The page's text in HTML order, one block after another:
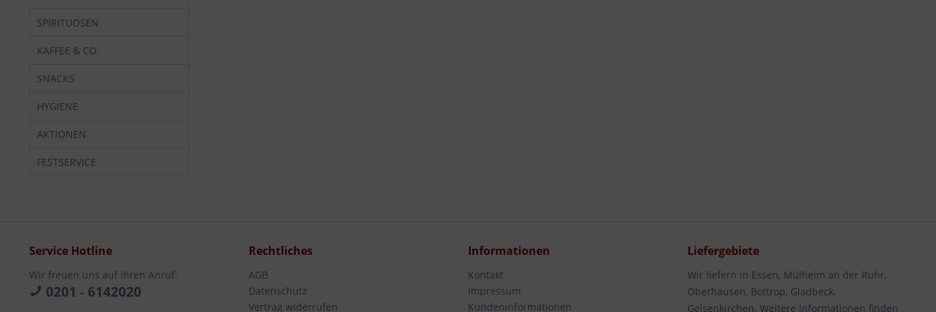
SPIRITUOSEN
KAFFEE & CO.
SNACKS
HYGIENE
AKTIONEN
FESTSERVICE
Service Hotline
Wir freuen uns auf ihren Anruf:
0201 - 6142020
Rechtliches
AGB
Datenschutz
Vertrag widerrufen
Informationen
Kontakt
Impressum
Kundeninformationen
Liefergebiete
Wir liefern in Essen, Mülheim an der Ruhr,
Oberhausen, Bottrop, Gladbeck,
Gelsenkirchen. Weitere Informationen finden